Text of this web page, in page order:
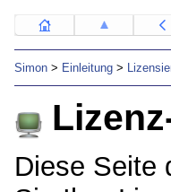
Simon > Einleitung >
Diese Seite